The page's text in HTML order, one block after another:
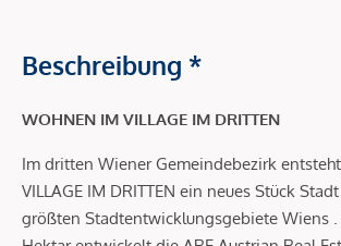
Beschreibung *
WOHNEN IM VILLAGE IM DRITTEN
Im dritten Wiener Gemeindebezirk
VILLAGE IM DRITTEN ein neues Stück
größten Stadtentwicklungsgebiete Wiens